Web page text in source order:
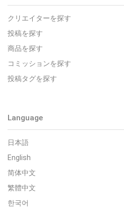
クリエイターを探す
投稿を探す
商品を探す
コミッションを探す
投稿タグを探す
Language
日本語
English
简体中文
繁體中文
한국어